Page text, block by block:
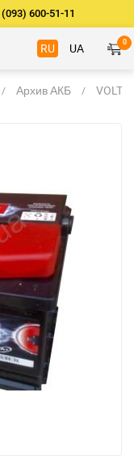
(093) 600-51-11
RU UA 0
Архив АКБ